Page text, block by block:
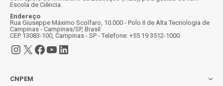
Escola de Ciência.
Endereço
Rua Giuseppe Máximo Scolfaro, 10.000 - Polo II de Alta Tecnologia de
Campinas - Campinas/SP, Brasil
CEP 13083-100, Campinas - SP - Telefone: +55 19 3512-1000
Instagram
X Facebook
Youtube
LinkedIn
CNPEM